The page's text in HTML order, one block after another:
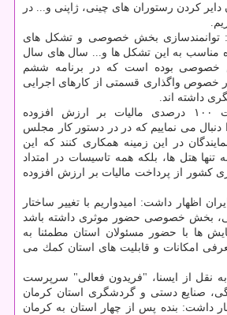
كردن رستوران های چینی، ژاپنی و... در
توانمندسازی بخش خصوصی و تشكل های
مناسب به این تشكل ها و... سال های سال
خصوصی بوده است كه در برنامه ششم
در خصوص واگذاری قسمتی از كارهای اجرایی
داشته اند.
وی بیان كرد: معافیت ۱۰۰ درصدی مالیات بر ارزش افزوده
می نماییم كه در در دستور كار مجلس
در این زمینه همكاری كنند كه این
تنها هتل ها، بلكه همه تاسیسات در امتداد
از پرداخت مالیات بر ارزش افزوده
اظهار داشت: امیدواریم با تغییر ساختار
بخش خصوصی حضور موثری داشته باشد
ها با حضور مسئولان استان مطمئنا به
امكانات و قابلیت های استان كمك می
نقل از ایسنا، "فریدون فعالی" سرپرست
صنایع دستی و گردشگری استان كرمان
داشت: بنده پس از چهار استان به كرمان